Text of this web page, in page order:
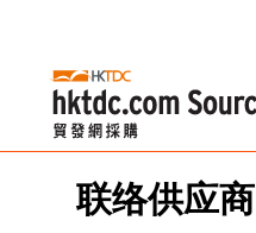
联络供应商